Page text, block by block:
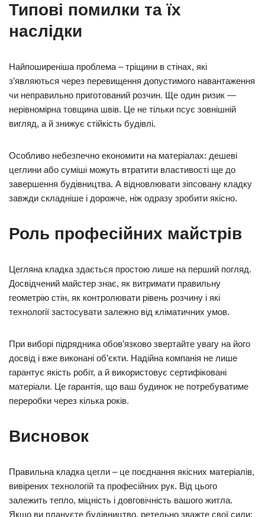
Типові помилки та їх
наслідки
Найпоширеніша проблема – тріщини в стінах, які
з’являються через перевищення допустимого навантаження
чи неправильно приготований розчин. Ще один ризик —
нерівномірна товщина швів. Це не тільки псує зовнішній
вигляд, а й знижує стійкість будівлі.
Особливо небезпечно економити на матеріалах: дешеві
цеглини або суміші можуть втратити властивості ще до
завершення будівництва. А відновлювати зіпсовану кладку
завжди складніше і дорожче, ніж одразу зробити якісно.
Роль професійних майстрів
Цегляна кладка здається простою лише на перший погляд.
Досвідчений майстер знає, як витримати правильну
геометрію стін, як контролювати рівень розчину і які
технології застосувати залежно від кліматичних умов.
При виборі підрядника обов’язково звертайте увагу на його
досвід і вже виконані об’єкти. Надійна компанія не лише
гарантує якість робіт, а й використовує сертифіковані
матеріали. Це гарантія, що ваш будинок не потребуватиме
переробки через кілька років.
Висновок
Правильна кладка цегли – це поєднання якісних матеріалів,
вивірених технологій та професійних рук. Від цього
залежить тепло, міцність і довговічність вашого житла.
Якщо ви плануєте будівництво, ретельно зважте свої сили: